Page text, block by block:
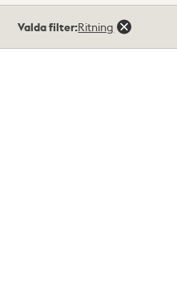
träffar
Valda filter:Ritning